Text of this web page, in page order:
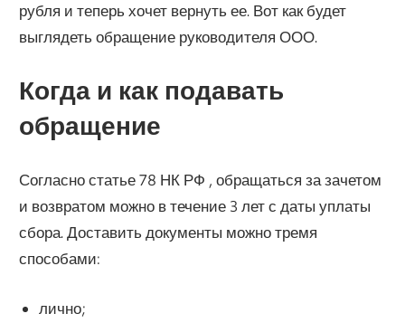
рубля и теперь хочет вернуть ее. Вот как будет
выглядеть обращение руководителя ООО.
Когда и как подавать
обращение
Согласно статье 78 НК РФ , обращаться за зачетом
и возвратом можно в течение 3 лет с даты уплаты
сбора. Доставить документы можно тремя
способами:
лично;